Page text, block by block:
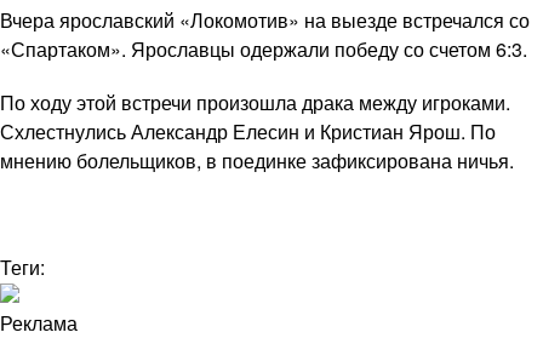
Вчера ярославский «Локомотив» на выезде встречался со
«Спартаком». Ярославцы одержали победу со счетом 6:3.
По ходу этой встречи произошла драка между игроками.
Схлестнулись Александр Елесин и Кристиан Ярош. По
мнению болельщиков, в поединке зафиксирована ничья.
Теги:
Реклама